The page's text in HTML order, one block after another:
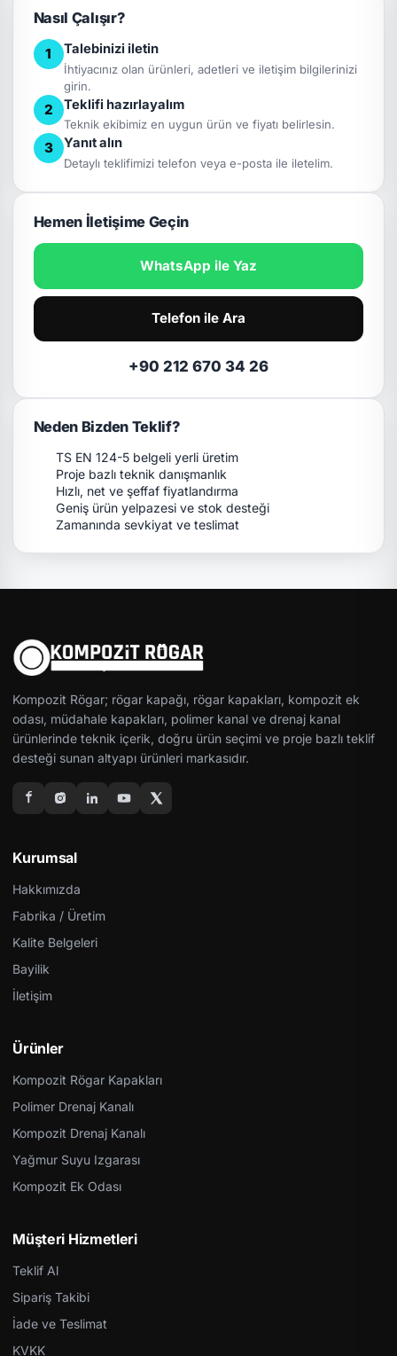
Nasıl Çalışır?
1 Talebinizi iletin
İhtiyacınız olan ürünleri, adetleri ve iletişim bilgilerinizi
girin.
2 Teklifi hazırlayalım
Teknik ekibimiz en uygun ürün ve fiyatı belirlesin.
3 Yanıt alın
Detaylı teklifimizi telefon veya e-posta ile iletelim.
Hemen İletişime Geçin
WhatsApp ile Yaz
Telefon ile Ara
+90 212 670 34 26
Neden Bizden Teklif?
TS EN 124-5 belgeli yerli üretim
Proje bazlı teknik danışmanlık
Hızlı, net ve şeffaf fiyatlandırma
Geniş ürün yelpazesi ve stok desteği
Zamanında sevkiyat ve teslimat
Kompozit Rögar; rögar kapağı, rögar kapakları, kompozit ek
odası, müdahale kapakları, polimer kanal ve drenaj kanal
ürünlerinde teknik içerik, doğru ürün seçimi ve proje bazlı teklif
desteği sunan altyapı ürünleri markasıdır.
Kurumsal
Hakkımızda
Fabrika / Üretim
Kalite Belgeleri
Bayilik
İletişim
Ürünler
Kompozit Rögar Kapakları
Polimer Drenaj Kanalı
Kompozit Drenaj Kanalı
Yağmur Suyu Izgarası
Kompozit Ek Odası
Müşteri Hizmetleri
Teklif Al
Sipariş Takibi
İade ve Teslimat
KVKK